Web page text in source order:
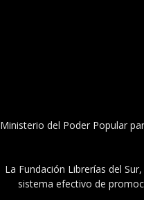
Ministerio del Poder Popular
La Fundación Librerías del
sistema efectivo de